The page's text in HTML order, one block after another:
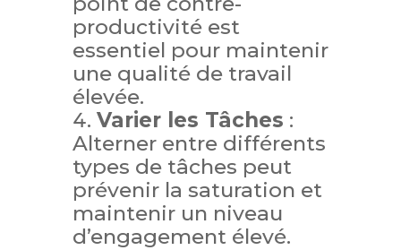
productivité est
essentiel pour maintenir
une qualité de travail
élevée.
Varier les Tâches :
Alterner entre différents
types de tâches peut
prévenir la saturation et
maintenir un niveau
d’engagement élevé.